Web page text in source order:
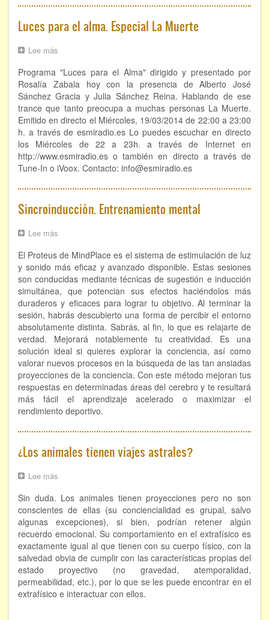
Luces para el alma. Especial La Muerte
Lee más
para
el
alma.
Especial
La
Muerte
Programa "Luces para el Alma" dirigido y presentado por
Rosalía Zabala hoy con la presencia de Alberto José
Sánchez Gracia y Julia Sánchez Reina. Hablando de ese
trance que tanto preocupa a muchas personas La Muerte.
Emitido en directo el Miércoles, 19/03/2014 de 22:00 a 23:00
h. a través de esmiradio.es Lo puedes escuchar en directo
los Miércoles de 22 a 23h. a través de Internet en
http://www.esmiradio.es o también en directo a través de
Tune-In o iVoox. Contacto: info@esmiradio.es
Sincroinducción. Entrenamiento mental
Lee más
Entrenamiento
mental
El Proteus de MindPlace es el sistema de estimulación de luz
y sonido más eficaz y avanzado disponible. Estas sesiones
son conducidas mediante técnicas de sugestión e inducción
simultánea, que potencian sus efectos haciéndolos más
duraderos y eficaces para lograr tu objetivo. Al terminar la
sesión, habrás descubierto una forma de percibir el entorno
absolutamente distinta. Sabrás, al fin, lo que es relajarte de
verdad. Mejorará notablemente tu creatividad. Es una
solución ideal si quieres explorar la conciencia, así como
valorar nuevos procesos en la búsqueda de las tan ansiadas
proyecciones de la conciencia. Con este método mejoran tus
respuestas en determinadas áreas del cerebro y te resultará
más fácil el aprendizaje acelerado o maximizar el
rendimiento deportivo.
¿Los animales tienen viajes astrales?
Lee más
animales
tienen
viajes
astrales?
Sin duda. Los animales tienen proyecciones pero no son
conscientes de ellas (su conciencialidad es grupal, salvo
algunas excepciones), si bien, podrían retener algún
recuerdo emocional. Su comportamiento en el extrafísico es
exactamente igual al que tienen con su cuerpo físico, con la
salvedad obvia de cumplir con las características propias del
estado proyectivo (no gravedad, atemporalidad,
permeabilidad, etc.), por lo que se les puede encontrar en el
extrafísico e interactuar con ellos.